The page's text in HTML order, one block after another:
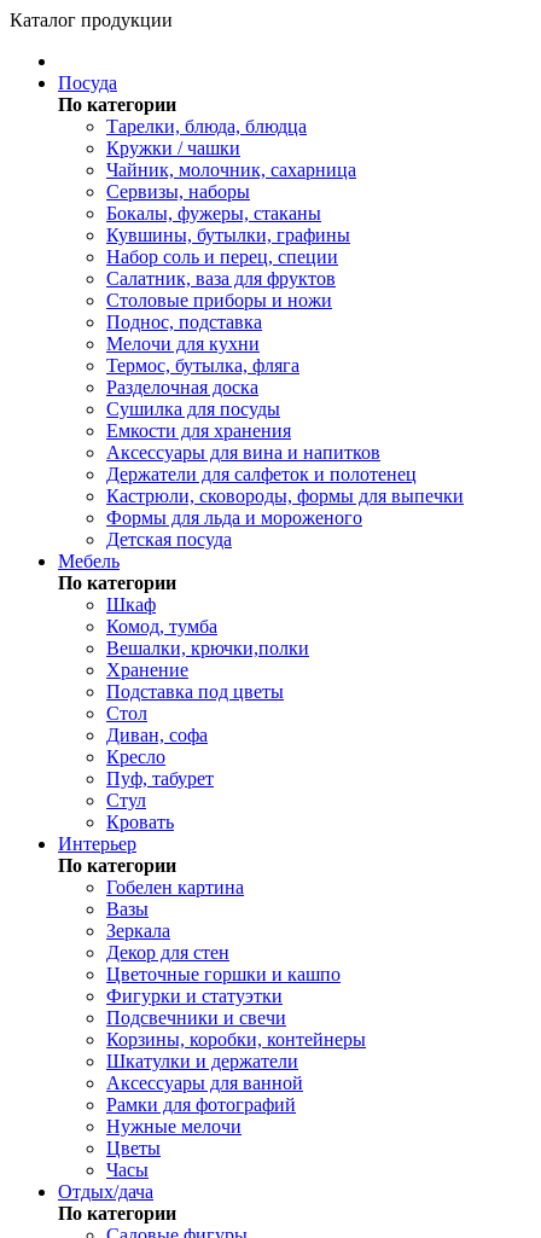
Каталог продукции
Посуда
По категории
Тарелки, блюда, блюдца
Кружки / чашки
Чайник, молочник, сахарница
Сервизы, наборы
Бокалы, фужеры, стаканы
Кувшины, бутылки, графины
Набор соль и перец, специи
Салатник, ваза для фруктов
Столовые приборы и ножи
Поднос, подставка
Мелочи для кухни
Термос, бутылка, фляга
Разделочная доска
Сушилка для посуды
Емкости для хранения
Аксессуары для вина и напитков
Держатели для салфеток и полотенец
Кастрюли, сковороды, формы для выпечки
Формы для льда и мороженого
Детская посуда
Мебель
По категории
Шкаф
Комод, тумба
Вешалки, крючки,полки
Хранение
Подставка под цветы
Стол
Диван, софа
Кресло
Пуф, табурет
Стул
Кровать
Интерьер
По категории
Гобелен картина
Вазы
Зеркала
Декор для стен
Цветочные горшки и кашпо
Фигурки и статуэтки
Подсвечники и свечи
Корзины, коробки, контейнеры
Шкатулки и держатели
Аксессуары для ванной
Рамки для фотографий
Нужные мелочи
Цветы
Часы
Отдых/дача
По категории